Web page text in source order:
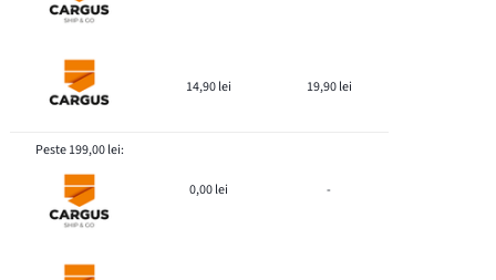
14,90 lei 19,90 lei
Peste 199,00 lei:
0,00 lei -